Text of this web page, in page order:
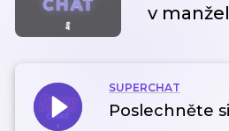
v
SUPERCHAT
Poslechněte